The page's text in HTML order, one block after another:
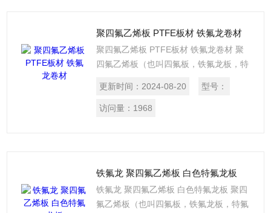
聚四氟乙烯板 PTFE板材 铁氟龙卷材
聚四氟乙烯板 PTFE板材 铁氟龙卷材 聚
四氟乙烯板（也叫四氟板，铁氟龙板，特
聚四氟乙烯树脂在常温下用模压法成型，
再经烧结、冷却而制成
更新时间： 2024-08-20 型号：
访问量： 1968
铁氟龙 聚四氟乙烯板 白色特氟龙板
铁氟龙 聚四氟乙烯板 白色特氟龙板 聚四
氟乙烯板（也叫四氟板，铁氟龙板，特氟